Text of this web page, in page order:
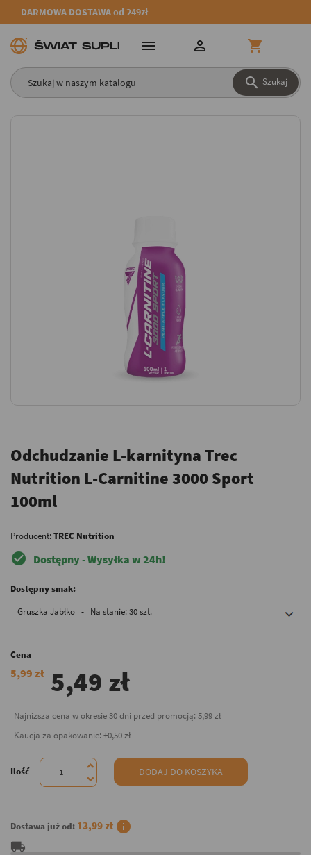
DARMOWA DOSTAWA od 249zł
 Szukaj
  
Odchudzanie L-karnityna Trec
Nutrition L-Carnitine 3000 Sport
100ml
Producent:TREC Nutrition
check_circle Dostępny - Wysyłka w 24h!
Dostępny smak:
Gruszka Jabłko - Na stanie: 30 szt.
Cena
5,99 zł 5,49 zł
Najniższa cena w okresie 30 dni przed promocją: 5,99 zł
Kaucja za opakowanie: +0,50 zł
Ilość DODAJ DO KOSZYKA
Dostawa już od: 13,99 zł info
local_shipping